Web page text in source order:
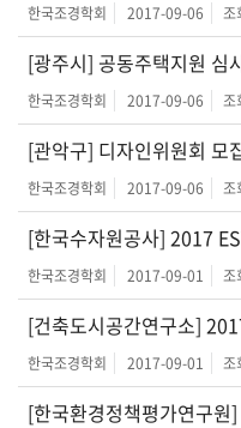
한국조경학회 2017-09-06 조
[광주시] 공동주택지원 심
한국조경학회 2017-09-06 조
[관악구] 디자인위원회 모
한국조경학회 2017-09-06 조
[한국수자원공사] 2017
한국조경학회 2017-09-01 조
[건축도시공간연구소]
한국조경학회 2017-09-01 조
[한국환경정책평가연구원